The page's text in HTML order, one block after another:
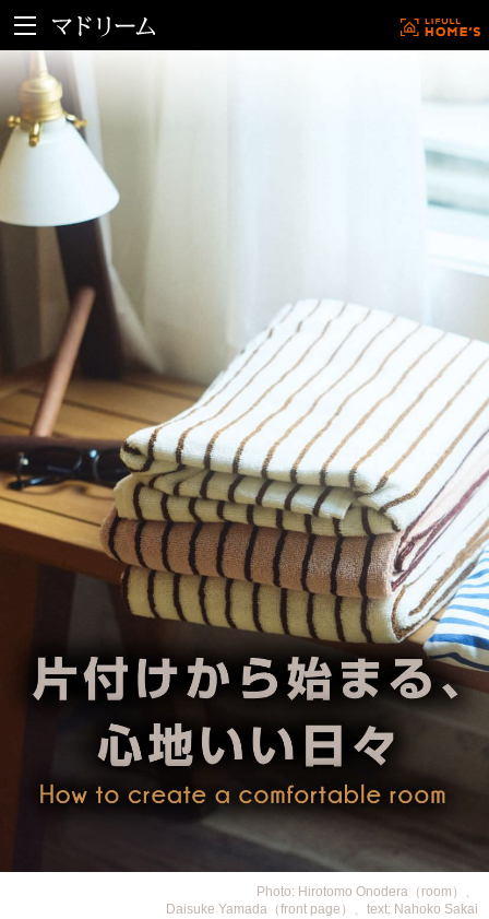
Photo: Hirotomo Onodera（room）、
Daisuke Yamada（front page）、text: Nahoko Sakai